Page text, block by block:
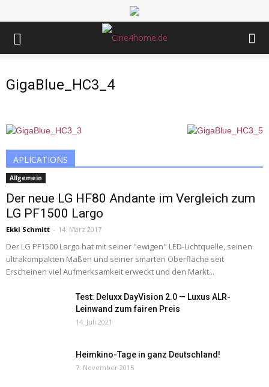
GigaBlue_HC3_4
APLICATIONS
Allgemein
Der neue LG HF80 Andante im Vergleich zum
LG PF1500 Largo
Ekki Schmitt - 14. März 2017
Der LG PF1500 Largo hat mit seiner "ewigen" LED-Lichtquelle, seinen
ultrakompakten Maßen und seiner smarten Oberfläche seit
Erscheinen viel Aufmerksamkeit erweckt und den Markt...
Test: Deluxx DayVision 2.0 — Luxus ALR-
Leinwand zum fairen Preis
14. Juli 2021
Heimkino-Tage in ganz Deutschland!
7. November 2015